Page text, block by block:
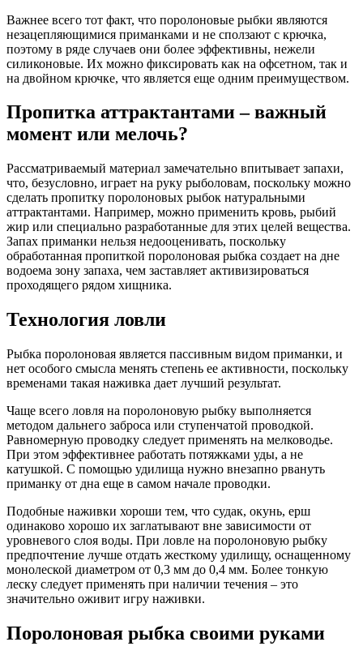
Важнее всего тот факт, что поролоновые рыбки являются
незацепляющимися приманками и не сползают с крючка,
поэтому в ряде случаев они более эффективны, нежели
силиконовые. Их можно фиксировать как на офсетном, так и
на двойном крючке, что является еще одним преимуществом.
Пропитка аттрактантами – важный
момент или мелочь?
Рассматриваемый материал замечательно впитывает запахи,
что, безусловно, играет на руку рыболовам, поскольку можно
сделать пропитку поролоновых рыбок натуральными
аттрактантами. Например, можно применить кровь, рыбий
жир или специально разработанные для этих целей вещества.
Запах приманки нельзя недооценивать, поскольку
обработанная пропиткой поролоновая рыбка создает на дне
водоема зону запаха, чем заставляет активизироваться
проходящего рядом хищника.
Технология ловли
Рыбка поролоновая является пассивным видом приманки, и
нет особого смысла менять степень ее активности, поскольку
временами такая наживка дает лучший результат.
Чаще всего ловля на поролоновую рыбку выполняется
методом дальнего заброса или ступенчатой проводкой.
Равномерную проводку следует применять на мелководье.
При этом эффективнее работать потяжками уды, а не
катушкой. С помощью удилища нужно внезапно рвануть
приманку от дна еще в самом начале проводки.
Подобные наживки хороши тем, что судак, окунь, ерш
одинаково хорошо их заглатывают вне зависимости от
уровневого слоя воды. При ловле на поролоновую рыбку
предпочтение лучше отдать жесткому удилищу, оснащенному
монолеской диаметром от 0,3 мм до 0,4 мм. Более тонкую
леску следует применять при наличии течения – это
значительно оживит игру наживки.
Поролоновая рыбка своими руками